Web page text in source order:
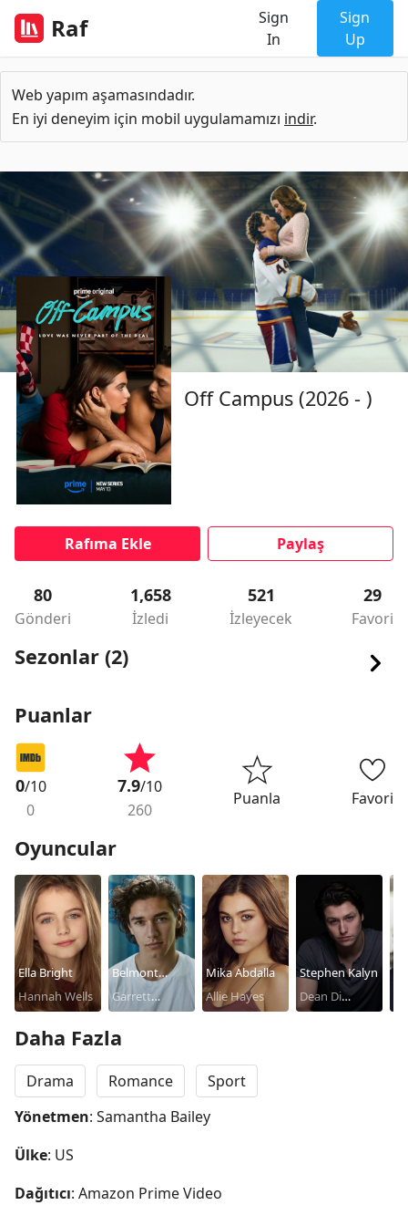
Raf
Sign
In
Sign
Up
Web yapım aşamasındadır.
En iyi deneyim için mobil uygulamamızı indir.
Off Campus (2026 - )
Rafıma Ekle Paylaş
80
Gönderi
1,658
İzledi
521
İzleyecek
29
Favori
Sezonlar (2)
Puanlar
0/10
0
7.9/10
260
Puanla Favori
Oyuncular
Ella Bright
Hannah Wells
Belmont
Cameli
Garrett
Mika Abdalla
Allie Hayes
Stephen Kalyn
Dean Di
Daha Fazla
Drama Romance
Sport
Yönetmen: Samantha Bailey
Ülke: US
Dağıtıcı: Amazon Prime Video